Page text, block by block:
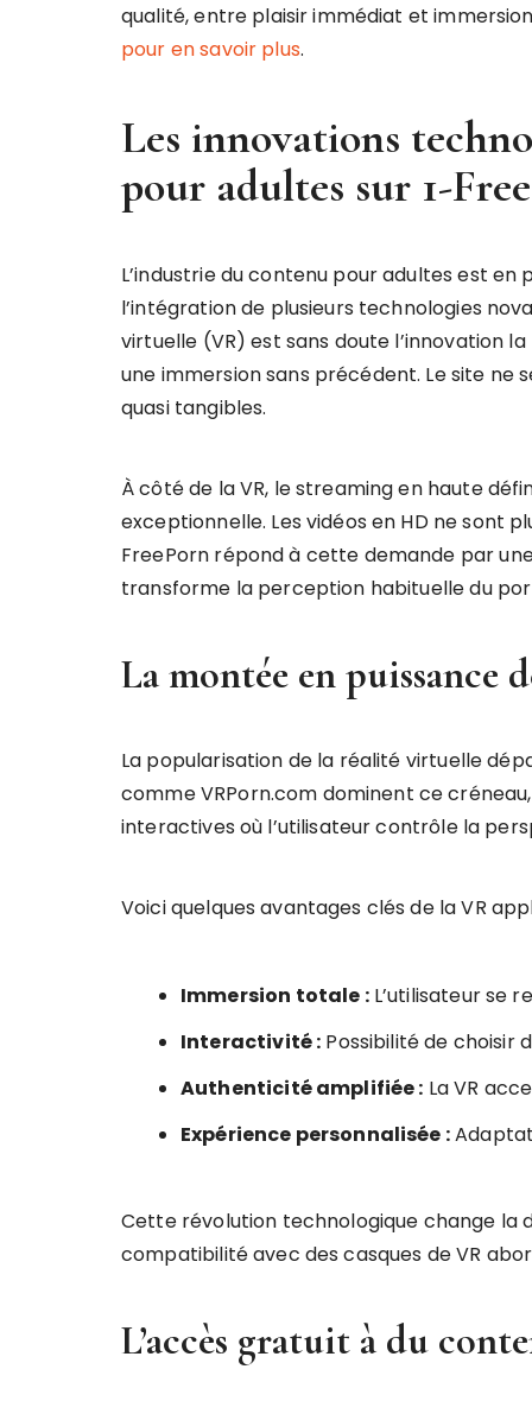
qualité, entre plaisir immédiat et
pour en savoir plus.
Les innovations
pour adultes sur 1-
L’industrie du contenu pour adultes est
l’intégration de plusieurs technologies
virtuelle (VR) est sans doute l’innovation
une immersion sans précédent. Le site
quasi tangibles.
À côté de la VR, le streaming en haute
exceptionnelle. Les vidéos en HD ne sont
FreePorn répond à cette demande par
transforme la perception habituelle du
La montée en
La popularisation de la réalité virtuelle
comme VRPorn.com dominent ce
interactives où l’utilisateur contrôle la
Voici quelques avantages clés de la VR
Immersion totale :L’utilisateur se
Interactivité : Possibilité de choisir
Authenticité amplifiée : La VR
Expérience personnalisée :
Cette révolution technologique change la
compatibilité avec des casques de VR
L’accès gratuit à du